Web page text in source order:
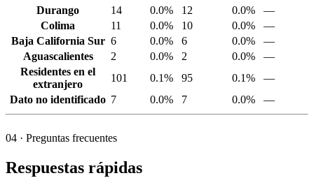
Durango
14 0.0% 12 0.0%
—
Colima
11 0.0% 10 0.0%
—
Baja California Sur 6 0.0% 6 0.0%
—
Aguascalientes
2 0.0% 2 0.0%
—
Residentes en el
extranjero
101 0.1% 95 0.1%
—
Dato no identificado 7 0.0% 7 0.0% —
04 · Preguntas frecuentes
Respuestas rápidas